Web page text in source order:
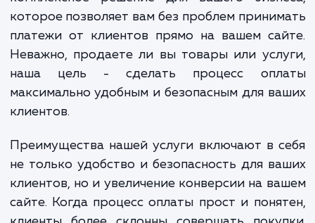
сайте приходят на помощь. Мы,
специалисты в области
администрирования сайтов,
комплексное решение для вашего
которое позволяет вам без проблем
платежи от клиентов прямо на вашем
Неважно, продаете ли вы товары или
наша цель - сделать процесс
максимально удобным и безопасным для
клиентов.